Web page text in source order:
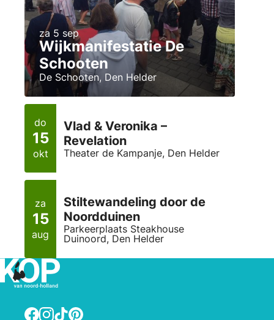
za 5 sep
Wijkmanifestatie De
Schooten
De Schooten, Den Helder
do
15
okt
Vlad & Veronika –
Revelation
Theater de Kampanje, Den Helder
za
15
aug
Stiltewandeling door de
Noordduinen
Parkeerplaats Steakhouse
Duinoord, Den Helder
Facebook
Instagram
TikTokPinterest